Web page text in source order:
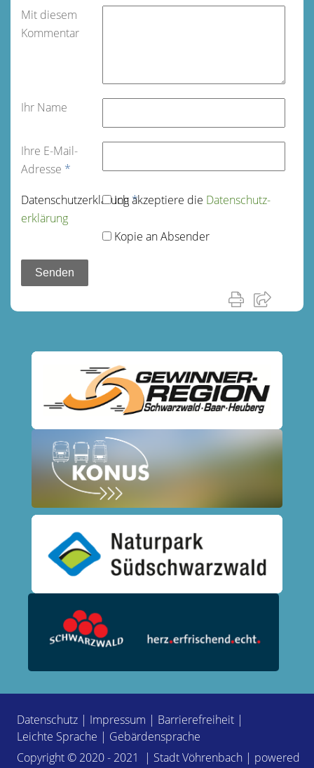
Mit diesem
Kommentar
Ihr Name
Ihre E-Mail-
Adresse *
Datenschutz­erklärung*
Ich akzeptiere die Datenschutz­
erklärung
Kopie an Absender
Datenschutz | Impressum | Barrierefreiheit |
Leichte Sprache | Gebärdensprache
Copyright © 2020 - 2021 | Stadt Vöhrenbach | powered